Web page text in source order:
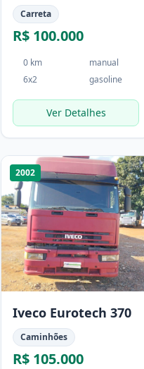
FACCHINI ANO 2007
Carreta
R$ 100.000
0 km
manual
6x2
gasoline
Ver Detalhes
1/4
2002
Iveco Eurotech 370
Caminhões
R$ 105.000